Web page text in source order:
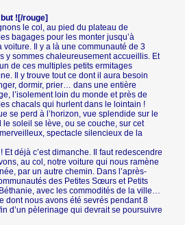
![/rouge]
le col, au pied du plateau de
bagages pour les monter jusqu’à
voiture. Il y a là une communauté de 3
y sommes chaleureusement accueillis. Et
de ces multiples petits ermitages
Il y trouve tout ce dont il aura besoin
dormir, prier… dans une entière
l’isolement loin du monde et près de
chacals qui hurlent dans le lointain !
se perd à l’horizon, vue splendide sur le
le soleil se lève, ou se couche, sur cet
spectacle silencieux de la
déjà c’est dimanche. Il faut redescendre
au col, notre voiture qui nous ramène
par un autre chemin. Dans l’après-
des Petites Sœurs et Petits
avec les commodités de la ville…
dont nous avons été sevrés pendant 8
d’un pèlerinage qui devrait se poursuivre